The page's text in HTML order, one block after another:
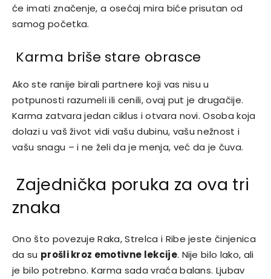
će imati značenje, a osećaj mira biće prisutan od
samog početka.
Karma briše stare obrasce
Ako ste ranije birali partnere koji vas nisu u
potpunosti razumeli ili cenili, ovaj put je drugačije.
Karma zatvara jedan ciklus i otvara novi. Osoba koja
dolazi u vaš život vidi vašu dubinu, vašu nežnost i
vašu snagu – i ne želi da je menja, već da je čuva.
Zajednička poruka za ova tri
znaka
Ono što povezuje Raka, Strelca i Ribe jeste činjenica
da su prošli kroz emotivne lekcije. Nije bilo lako, ali
je bilo potrebno. Karma sada vraća balans. Ljubav